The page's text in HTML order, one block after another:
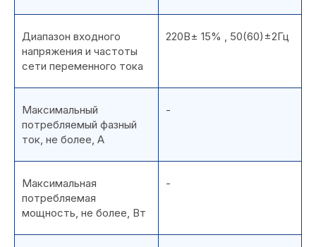
Диапазон входного
напряжения и частоты
сети переменного тока
220В± 15% , 50(60)±2Гц
Максимальный
потребляемый фазный
ток, не более, А
-
Максимальная
потребляемая
мощность, не более, Вт
-